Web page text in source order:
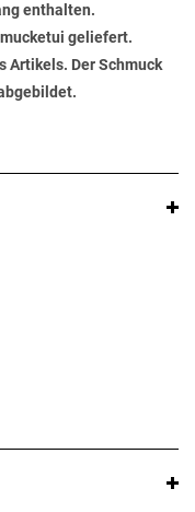
enthalten.
geliefert.
Artikels. Der Schmuck